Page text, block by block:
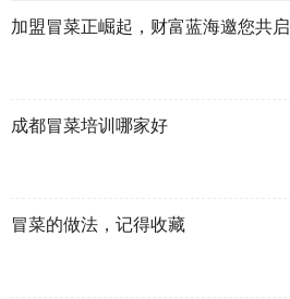
加盟冒菜正崛起，财富蓝海邀您共启
成都冒菜培训哪家好
冒菜的做法，记得收藏